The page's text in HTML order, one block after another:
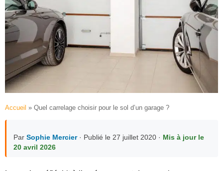
Accueil » Quel carrelage choisir pour le sol d’un garage ?
Par Sophie Mercier· Publié le 27 juillet 2020 · Mis à jour le
20 avril 2026